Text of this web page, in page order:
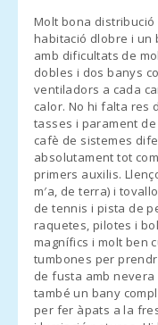
(км):
Пляж Кала
Серена (км):
Playa de Cala
Barques (km):
Playa
S′Amarador(km):
Пляж Кала
Феррера (км):
Пляж Кала Са
Нау (км):
Пляж Кала
Мондраго (км):
- За кілька днів до
агентством,
об′єкту та отримання
- Після того, як ви
нами по телефону,
безпосередньо завчас
- За тиждень до заїзду
повідомити про час і
ПРИБУТТЯ У
a) Ключі будуть
залишилася повинна
Molt bona
habitació dlobre i un
amb dificultats de
dobles i dos banys
ventiladors a cada
calor. No hi falta res
tasses i parament
cafè de sistemes
absolutament tot
primers auxilis.
m′a, de terra) i
de tennis i pista de
raquetes, pilotes i
magnífics i molt ben
tumbones per
de fusta amb
també un bany
per fer àpats a la